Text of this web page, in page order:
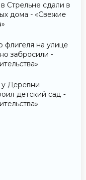
Стрельне сдали в
дома - «Свежие
флигеля на улице
забросили -
Деревни
детский сад -